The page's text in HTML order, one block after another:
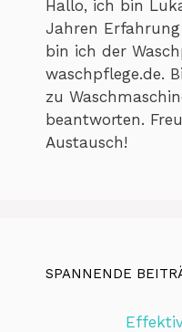
Hallo, ich bin
Jahren
bin ich der
waschpflege.de.
zu
beantworten.
Austausch!
SPANNENDE